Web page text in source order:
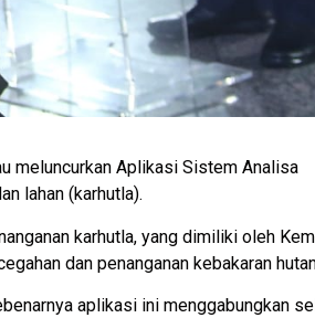
meluncurkan Aplikasi Sistem Analisa
lahan (karhutla).
karhutla, yang dimiliki oleh
dan penanganan kebakaran
aplikasi ini menggabungkan